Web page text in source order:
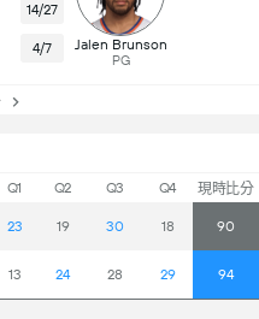
Q1
Q2 Q3 Q4 現時比分
23 19 30 18 90
13 24 28 29 94
14/27
4/7 Jalen Brunson
PG